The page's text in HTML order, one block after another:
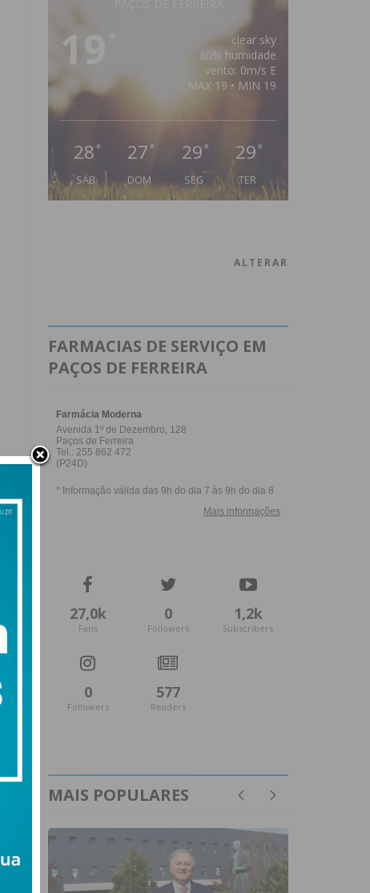
19
clear sky
80% humidade
vento: 0m/s E
MAX 19 • MIN 19
28 °
SÁB
27 °
DOM
29 °
SEG
29 °
TER
ALTERAR
FARMACIAS DE SERVIÇO EM
PAÇOS DE FERREIRA
27,0k
Fans
0
Followers
1,2k
Subscribers
0
Followers
577
Readers
MAIS POPULARES